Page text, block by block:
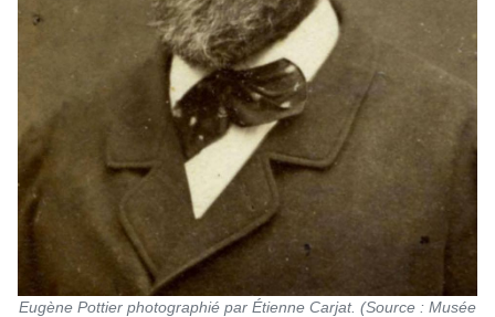
Eugène Pottier photographié par Étienne Carjat. (Source : Musée